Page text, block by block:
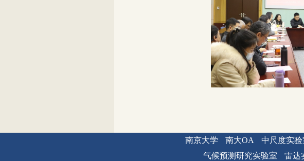
南京大学 南大OA 中尺度实验
气候预测研究实验室
雷达